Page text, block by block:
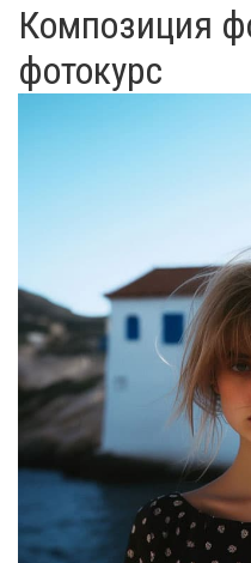
Композиция
фотокурс